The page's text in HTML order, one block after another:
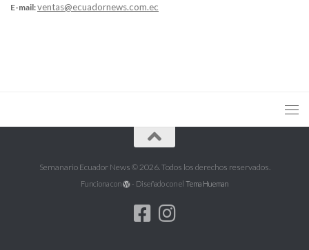
E-mail:ventas@ecuadornews.com.ec
Semanario Ecuador News © 2026. Todos los derechos reservados.
Funciona con - Diseñado con el Tema Hueman